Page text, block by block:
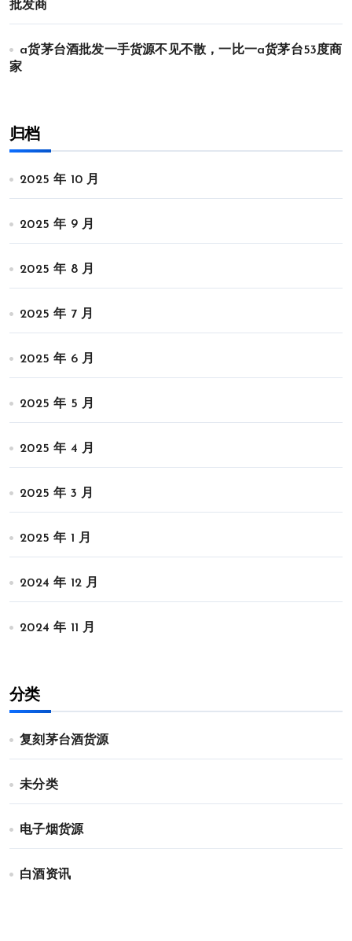
批发商
a货茅台酒批发一手货源不见不散，一比一a货茅台53度商
家
归档
2025 年 10 月
2025 年 9 月
2025 年 8 月
2025 年 7 月
2025 年 6 月
2025 年 5 月
2025 年 4 月
2025 年 3 月
2025 年 1 月
2024 年 12 月
2024 年 11 月
分类
复刻茅台酒货源
未分类
电子烟货源
白酒资讯